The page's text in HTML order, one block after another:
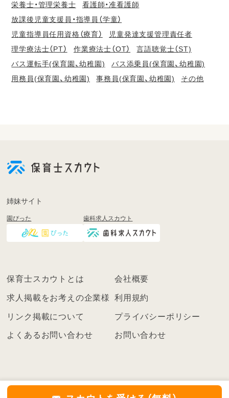
栄養士・管理栄養士
看護師・准看護師
放課後児童支援員・指導員（学童）
児童指導員任用資格（療育）
児童発達支援管理責任者
理学療法士（PT）
作業療法士（OT）
言語聴覚士（ST)
バス運転手(保育園、幼稚園)
バス添乗員(保育園、幼稚園)
用務員(保育園、幼稚園)
事務員(保育園、幼稚園) その他
登
く
ン
こ
ち
姉妹サイト
園ぴった 歯科求人スカウト
保育士スカウトとは 会社概要
求人掲載をお考えの企業様 利用規約
リンク掲載について プライバシーポリシー
よくあるお問い合わせ お問い合わせ